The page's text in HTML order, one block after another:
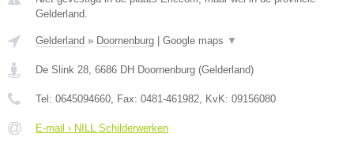
Gelderland.
Gelderland » Doornenburg Google maps ▼
De Slink 28, 6686 DH Doornenburg (Gelderland)
Tel: 0645094660, Fax: 0481-461982, KvK: 09156080
E-mail › NILL Schilderwerken